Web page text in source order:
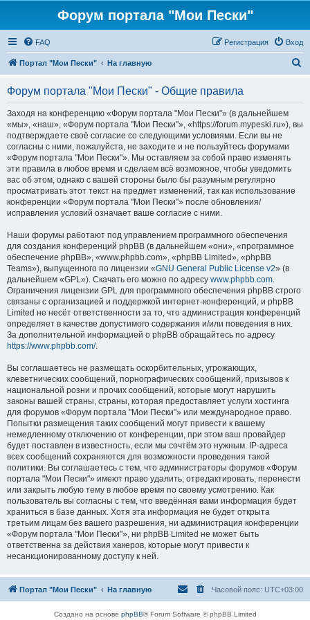
Форум портала "Мои Пески"
FAQ Вход
Регистрация
Портал "Мои Пески" На главную
Форум портала "Мои Пески" - Общие правила
Заходя на конференцию «Форум портала "Мои Пески"» (в дальнейшем
«мы», «наш», «Форум портала "Мои Пески"», «https://forum.mypeski.ru»), вы
подтверждаете своё согласие со следующими условиями. Если вы не
согласны с ними, пожалуйста, не заходите и не пользуйтесь форумами
«Форум портала "Мои Пески"». Мы оставляем за собой право изменять
эти правила в любое время и сделаем всё возможное, чтобы уведомить
вас об этом, однако с вашей стороны было бы разумным регулярно
просматривать этот текст на предмет изменений, так как использование
конференции «Форум портала "Мои Пески"» после обновления/
исправления условий означает ваше согласие с ними.
Наши форумы работают под управлением программного обеспечения
для создания конференций phpBB (в дальнейшем «они», «программное
обеспечение phpBB», «www.phpbb.com», «phpBB Limited», «phpBB
Teams»), выпущенного по лицензии «GNU General Public License v2» (в
дальнейшем «GPL»). Скачать его можно по адресу www.phpbb.com.
Ограничения лицензии GPL для программного обеспечения phpBB строго
связаны с организацией и поддержкой интернет-конференций, и phpBB
Limited не несёт ответственности за то, что администрация конференций
определяет в качестве допустимого содержания и/или поведения в них.
За дополнительной информацией о phpBB обращайтесь по адресу
https://www.phpbb.com/.
Вы соглашаетесь не размещать оскорбительных, угрожающих,
клеветнических сообщений, порнографических сообщений, призывов к
национальной розни и прочих сообщений, которые могут нарушить
законы вашей страны, страны, которая предоставляет услуги хостинга
для форумов «Форум портала "Мои Пески"» или международное право.
Попытки размещения таких сообщений могут привести к вашему
немедленному отключению от конференции, при этом ваш провайдер
будет поставлен в известность, если мы сочтём это нужным. IP-адреса
всех сообщений сохраняются для возможности проведения такой
политики. Вы соглашаетесь с тем, что администраторы форумов «Форум
портала "Мои Пески"» имеют право удалить, отредактировать, перенести
или закрыть любую тему в любое время по своему усмотрению. Как
пользователь вы согласны с тем, что введённая вами информация будет
храниться в базе данных. Хотя эта информация не будет открыта
третьим лицам без вашего разрешения, ни администрация конференции
«Форум портала "Мои Пески"», ни phpBB Limited не может быть
ответственна за действия хакеров, которые могут привести к
несанкционированному доступу к ней.
Портал "Мои Пески" На главную Часовой пояс: UTC+03:00
Создано на основе phpBB® Forum Software © phpBB Limited